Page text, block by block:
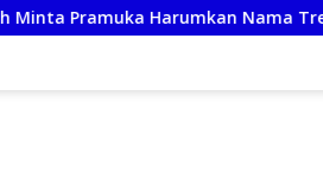
Harumkan Nama Trenggalek